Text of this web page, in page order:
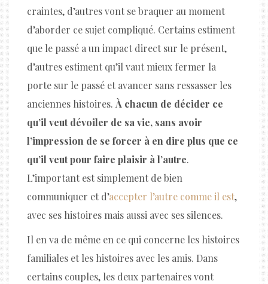
craintes, d’autres vont se braquer au moment
d’aborder ce sujet compliqué. Certains estiment
que le passé a un impact direct sur le présent,
d’autres estiment qu’il vaut mieux fermer la
porte sur le passé et avancer sans ressasser les
anciennes histoires. À chacun de décider ce
qu’il veut dévoiler de sa vie, sans avoir
l’impression de se forcer à en dire plus que ce
qu’il veut pour faire plaisir à l’autre.
L’important est simplement de bien
communiquer et d’accepter l’autre comme il est,
avec ses histoires mais aussi avec ses silences.
Il en va de même en ce qui concerne les histoires
familiales et les histoires avec les amis. Dans
certains couples, les deux partenaires vont